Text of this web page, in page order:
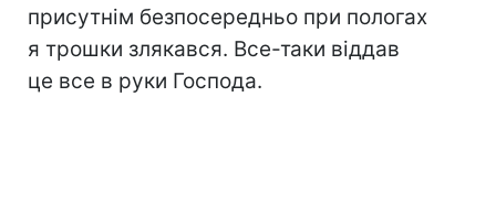
присутнім безпосередньо при пологах
я трошки злякався. Все-таки віддав
це все в руки Господа.